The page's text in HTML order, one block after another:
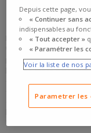
DES PRIX
Faciliter l'accès à
une politique tarifaire
Nous nous efforçons
l'année grâce à nos
à une offre couvrant
peut identifier une
Depuis cette page,
« Continuer sans
indispensables au
« Tout accepter »
« Paramétrer les
Voir la liste de nos
Parametrer les